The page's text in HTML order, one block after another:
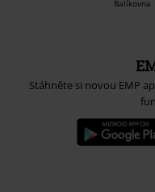
Balíkovna
Stáhněte si novou EMP